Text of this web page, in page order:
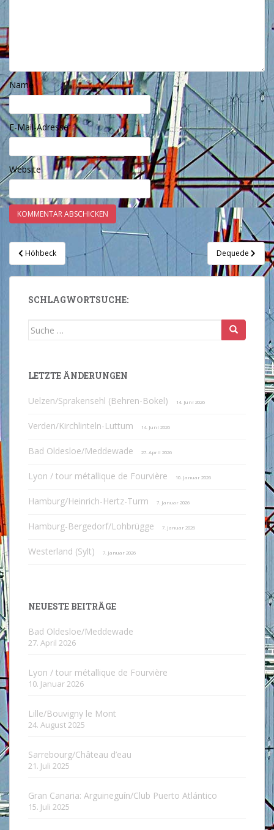
Name*
E-Mail-Adresse*
Website
Beitragsnavigation
Höhbeck Dequede
SCHLAGWORTSUCHE:
Suche
LETZTE ÄNDERUNGEN
Uelzen/Sprakensehl (Behren-Bokel) 14. Juni 2026
Verden/Kirchlinteln-Luttum 14. Juni 2026
Bad Oldesloe/Meddewade 27. April 2026
Lyon / tour métallique de Fourvière 10. Januar 2026
Hamburg/Heinrich-Hertz-Turm 7. Januar 2026
Hamburg-Bergedorf/Lohbrügge 7. Januar 2026
Westerland (Sylt) 7. Januar 2026
NEUESTE BEITRÄGE
Bad Oldesloe/Meddewade
27. April 2026
Lyon / tour métallique de Fourvière
10. Januar 2026
Lille/Bouvigny le Mont
24. August 2025
Sarrebourg/Château d’eau
21. Juli 2025
Gran Canaria: Arguineguín/Club Puerto Atlántico
15. Juli 2025